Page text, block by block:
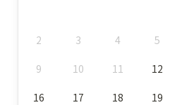
2 3 4 5
9 10 11 12
16 17 18 19